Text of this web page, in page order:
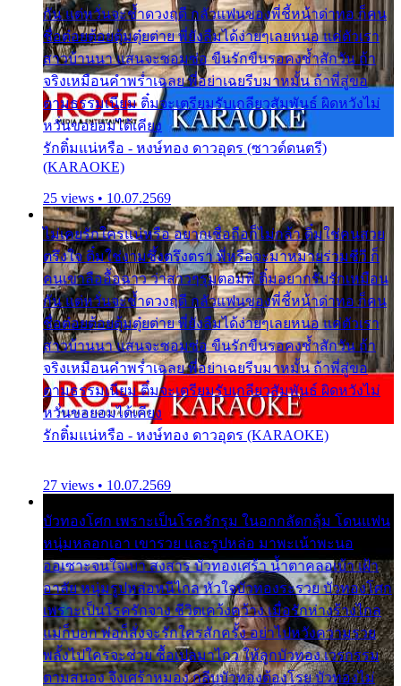
กัน แต่หวั่นจะช้ำดวงฤดี กลัวแฟนของพี่ชี้หน้าด่าทอ ก็คน
ชื่อต๋อยต้อยตุ้มตุ๋ยต่าย พี่ยังลืมได้ง่ายๆเลยหนอ แค่ตัวเรา
สาวบ้านนา แสนจะซอมซ่อ ขืนรักขืนรอคงช้ำสักวัน ถ้า
จริงเหมือนคำพร่ำเฉลย พี่อย่าเฉยรีบมาหมั้น ถ้าพี่สู่ขอ
ตามธรรมเนียม ติ๋มจะเตรียมรับเกลียวสัมพันธ์ ผิดหวังไม่
หวั่นขอยอมได้เคียง
รักติ๋มแน่หรือ - หงษ์ทอง ดาวอุดร (ซาวด์ดนตรี)
(KARAOKE)
25 views • 10.07.2569
ไม่เคยรักใครแน่หรือ อยากเชื่อถือก็ไม่กล้า ติ๋มใช่คนสวย
ตรึงใจ ติ๋มใช่งามซึ้งตรึงตรา พี่หรือจะมาหมายร่วมชีวี ก็
คนเขาลืออื้อฉาว ว่าสาวๆรุมตอมพี่ ติ๋มอยากรับรักเหมือน
กัน แต่หวั่นจะช้ำดวงฤดี กลัวแฟนของพี่ชี้หน้าด่าทอ ก็คน
ชื่อต๋อยต้อยตุ้มตุ๋ยต่าย พี่ยังลืมได้ง่ายๆเลยหนอ แค่ตัวเรา
สาวบ้านนา แสนจะซอมซ่อ ขืนรักขืนรอคงช้ำสักวัน ถ้า
จริงเหมือนคำพร่ำเฉลย พี่อย่าเฉยรีบมาหมั้น ถ้าพี่สู่ขอ
ตามธรรมเนียม ติ๋มจะเตรียมรับเกลียวสัมพันธ์ ผิดหวังไม่
หวั่นขอยอมได้เคียง
รักติ๋มแน่หรือ - หงษ์ทอง ดาวอุดร (KARAOKE)
27 views • 10.07.2569
บัวทองโศก เพราะเป็นโรครักรุม ในอกกลัดกลุ้ม โดนแฟน
หนุ่มหลอกเอา เขารวย และรูปหล่อ มาพะเน้าพะนอ
ออเซาะจนใจเบา สงสาร บัวทองเศร้า น้ำตาคลอเบ้า เฝ้า
อาลัย หนุ่มรูปหล่อหนีไกล หัวใจบัวทองระรวย บัวทองโศก
เพราะเป็นโรครักจาง ชีวิตเคว้งคว้าง เมื่อรักห่างร้างไกล
แม่ก็บอก พ่อก็สั่งจะรักใครสักครั้ง อย่าไปหวังความรวย
พลั้งไปใครจะช่วย ซื้อเปลมาไกว ให้ลูกบัวทอง เวรกรรม
ตามสนอง จึงเศร้าหมอง กลีบบัวทองต้องโรย บัวทองไม่